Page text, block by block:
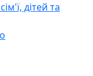
дітей та